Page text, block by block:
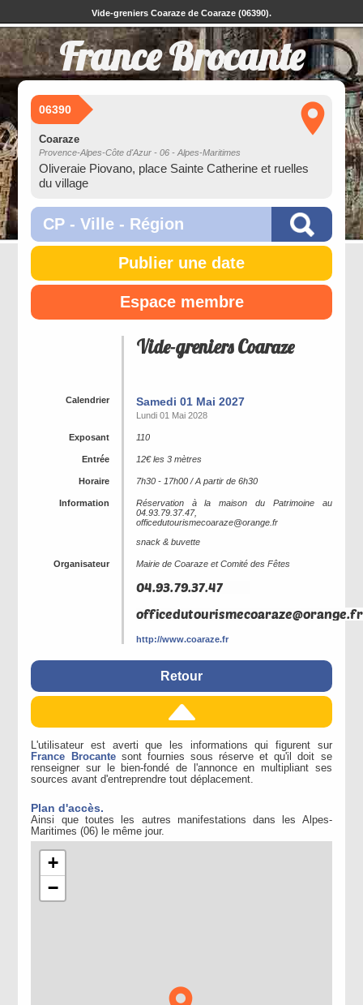
Vide-greniers Coaraze de Coaraze (06390).
France Brocante
06390
Coaraze
Provence-Alpes-Côte d'Azur - 06 - Alpes-Maritimes
Oliveraie Piovano, place Sainte Catherine et ruelles
du village
Publier une date
Espace membre
Vide-greniers Coaraze
Calendrier Samedi 01 Mai 2027
Lundi 01 Mai 2028
Exposant 110
Entrée 12€ les 3 mètres
Horaire 7h30 - 17h00 / A partir de 6h30
Information
Réservation à la maison du Patrimoine au
04.93.79.37.47,
officedutourismecoaraze@orange.fr
snack & buvette
Organisateur Mairie de Coaraze et Comité des Fêtes
http://www.coaraze.fr
Retour
L'utilisateur est averti que les informations qui figurent sur
France Brocantesont fournies sous réserve et qu'il doit se
renseigner sur le bien-fondé de l'annonce en multipliant ses
sources avant d'entreprendre tout déplacement.
Plan d'accès.
Ainsi que toutes les autres manifestations dans les Alpes-
Maritimes (06) le même jour.
+
−